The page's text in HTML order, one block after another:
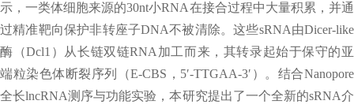
示，一类体细胞来源的30nt小RNA在接合过程中大量积累，并通
过精准靶向保护非转座子DNA不被清除。这些sRNA由Dicer-like
酶（Dcl1）从长链双链RNA加工而来，其转录起始于保守的亚
端粒染色体断裂序列（E-CBS，5′-TTGAA-3′）。结合Nanopore
全长lncRNA测序与功能实验，本研究提出了一个全新的sRNA介